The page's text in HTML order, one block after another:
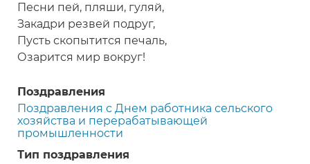
Песни пей, пляши, гуляй,
Закадри резвей подруг,
Пусть скопытится печаль,
Озарится мир вокруг!
Поздравления
Поздравления с Днем работника сельского
хозяйства и перерабатывающей
промышленности
Тип поздравления